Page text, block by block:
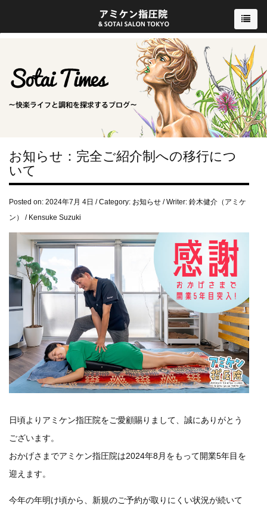
お知らせ：完全ご紹介制への移行につ
いて
Posted on: 2024年7月 4日 / Category: お知らせ / Writer: 鈴木健介（アミケ
ン） / Kensuke Suzuki
日頃よりアミケン指圧院をご愛顧賜りまして、誠にありがとう
ございます。
おかげさまでアミケン指圧院は2024年8月をもって開業5年目を
迎えます。
今年の年明け頃から、新規のご予約が取りにくい状況が続いて